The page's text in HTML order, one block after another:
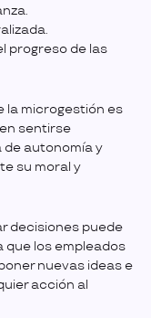
progreso de las
la microgestión es
sentirse
autonomía y
su moral y
decisiones puede
que los empleados
nuevas ideas e
acción al